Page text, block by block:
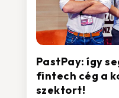
PastPay: így
fintech cég a
szektort!